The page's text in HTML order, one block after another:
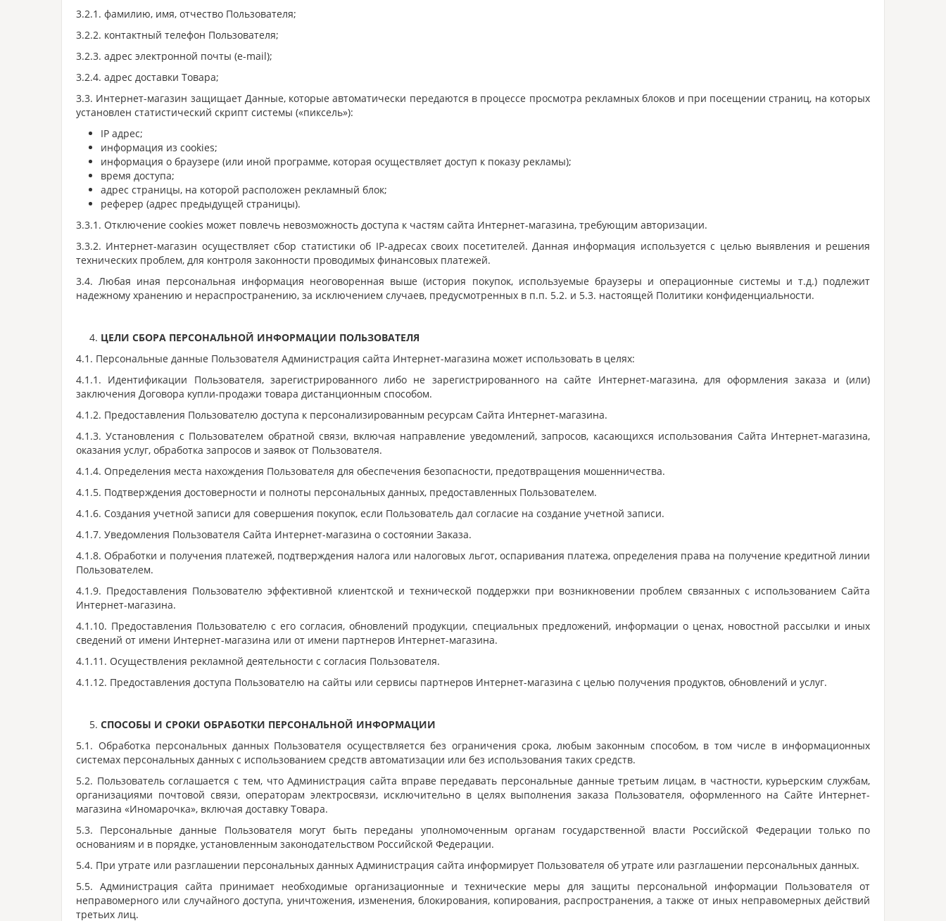
3.2.1. фамилию, имя, отчество Пользователя;
3.2.2. контактный телефон Пользователя;
3.2.3. адрес электронной почты (e-mail);
3.2.4. адрес доставки Товара;
3.3. Интернет-магазин защищает Данные, которые автоматически передаются в процессе просмотра рекламных блоков и при посещении страниц, на которых
установлен статистический скрипт системы («пиксель»):
IP адрес;
информация из cookies;
информация о браузере (или иной программе, которая осуществляет доступ к показу рекламы);
время доступа;
адрес страницы, на которой расположен рекламный блок;
реферер (адрес предыдущей страницы).
3.3.1. Отключение cookies может повлечь невозможность доступа к частям сайта Интернет-магазина, требующим авторизации.
3.3.2. Интернет-магазин осуществляет сбор статистики об IP-адресах своих посетителей. Данная информация используется с целью выявления и решения
технических проблем, для контроля законности проводимых финансовых платежей.
3.4. Любая иная персональная информация неоговоренная выше (история покупок, используемые браузеры и операционные системы и т.д.) подлежит
надежному хранению и нераспространению, за исключением случаев, предусмотренных в п.п. 5.2. и 5.3. настоящей Политики конфиденциальности.
ЦЕЛИ СБОРА ПЕРСОНАЛЬНОЙ ИНФОРМАЦИИ ПОЛЬЗОВАТЕЛЯ
4.1. Персональные данные Пользователя Администрация сайта Интернет-магазина может использовать в целях:
4.1.1. Идентификации Пользователя, зарегистрированного либо не зарегистрированного на сайте Интернет-магазина, для оформления заказа и (или)
заключения Договора купли-продажи товара дистанционным способом.
4.1.2. Предоставления Пользователю доступа к персонализированным ресурсам Сайта Интернет-магазина.
4.1.3. Установления с Пользователем обратной связи, включая направление уведомлений, запросов, касающихся использования Сайта Интернет-магазина,
оказания услуг, обработка запросов и заявок от Пользователя.
4.1.4. Определения места нахождения Пользователя для обеспечения безопасности, предотвращения мошенничества.
4.1.5. Подтверждения достоверности и полноты персональных данных, предоставленных Пользователем.
4.1.6. Создания учетной записи для совершения покупок, если Пользователь дал согласие на создание учетной записи.
4.1.7. Уведомления Пользователя Сайта Интернет-магазина о состоянии Заказа.
4.1.8. Обработки и получения платежей, подтверждения налога или налоговых льгот, оспаривания платежа, определения права на получение кредитной линии
Пользователем.
4.1.9. Предоставления Пользователю эффективной клиентской и технической поддержки при возникновении проблем связанных с использованием Сайта
Интернет-магазина.
4.1.10. Предоставления Пользователю с его согласия, обновлений продукции, специальных предложений, информации о ценах, новостной рассылки и иных
сведений от имени Интернет-магазина или от имени партнеров Интернет-магазина.
4.1.11. Осуществления рекламной деятельности с согласия Пользователя.
4.1.12. Предоставления доступа Пользователю на сайты или сервисы партнеров Интернет-магазина с целью получения продуктов, обновлений и услуг.
СПОСОБЫ И СРОКИ ОБРАБОТКИ ПЕРСОНАЛЬНОЙ ИНФОРМАЦИИ
5.1. Обработка персональных данных Пользователя осуществляется без ограничения срока, любым законным способом, в том числе в информационных
системах персональных данных с использованием средств автоматизации или без использования таких средств.
5.2. Пользователь соглашается с тем, что Администрация сайта вправе передавать персональные данные третьим лицам, в частности, курьерским службам,
организациями почтовой связи, операторам электросвязи, исключительно в целях выполнения заказа Пользователя, оформленного на Сайте Интернет-
магазина «Иномарочка», включая доставку Товара.
5.3. Персональные данные Пользователя могут быть переданы уполномоченным органам государственной власти Российской Федерации только по
основаниям и в порядке, установленным законодательством Российской Федерации.
5.4. При утрате или разглашении персональных данных Администрация сайта информирует Пользователя об утрате или разглашении персональных данных.
5.5. Администрация сайта принимает необходимые организационные и технические меры для защиты персональной информации Пользователя от
неправомерного или случайного доступа, уничтожения, изменения, блокирования, копирования, распространения, а также от иных неправомерных действий
третьих лиц.